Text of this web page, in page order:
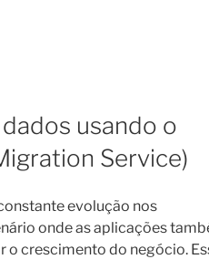
usando o
Service)
evolução nos
onde as aplicações
o crescimento do negócio.